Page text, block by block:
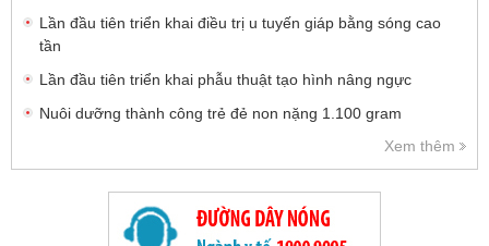
Lần đầu tiên triển khai điều trị u tuyến giáp bằng sóng cao
tần
Lần đầu tiên triển khai phẫu thuật tạo hình nâng ngực
Nuôi dưỡng thành công trẻ đẻ non nặng 1.100 gram
Xem thêm